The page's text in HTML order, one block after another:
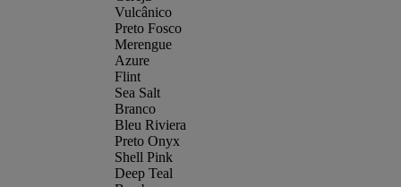
Vulcânico
Preto Fosco
Merengue
Azure
Flint
Sea Salt
Branco
Bleu Riviera
Preto Onyx
Shell Pink
Deep Teal